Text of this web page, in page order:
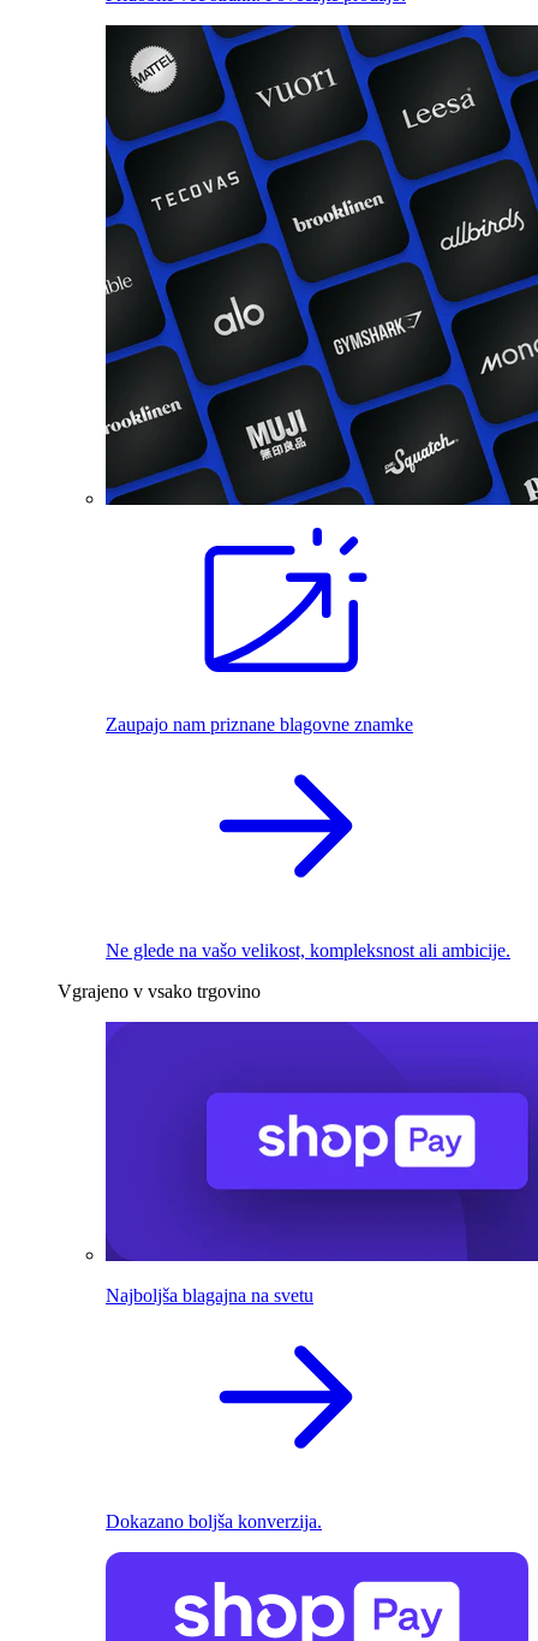
Zaupajo nam priznane blagovne znamke
Ne glede na vašo velikost, kompleksnost ali ambicije.
Vgrajeno v vsako trgovino
Najboljša blagajna na svetu
Dokazano boljša konverzija.